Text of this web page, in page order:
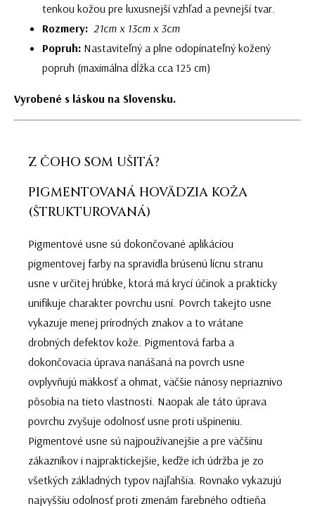
tenkou kožou pre luxusnejší vzhľad a pevnejší tvar.
Rozmery: 21cm x 13cm x 3cm
Popruh: Nastaviteľný a plne odopínateľný kožený
popruh (maximálna dĺžka cca 125 cm)
Vyrobené s láskou na Slovensku.
Z ČOHO SOM UŠITÁ?
PIGMENTOVANÁ HOVÄDZIA KOŽA
(ŠTRUKTUROVANÁ)
Pigmentové usne sú dokončované aplikáciou
pigmentovej farby na spravidla brúsenú lícnu stranu
usne v určitej hrúbke, ktorá má krycí účinok a prakticky
unifikuje charakter povrchu usní. Povrch takejto usne
vykazuje menej prírodných znakov a to vrátane
drobných defektov kože. Pigmentová farba a
dokončovacia úprava nanášaná na povrch usne
ovplyvňujú mäkkosť a ohmat, väčšie nánosy nepriaznivo
pôsobia na tieto vlastnosti. Naopak ale táto úprava
povrchu zvyšuje odolnosť usne proti ušpineniu.
Pigmentové usne sú najpoužívanejšie a pre väčšinu
zákazníkov i najpraktickejšie, keďže ich údržba je zo
všetkých základných typov najľahšia. Rovnako vykazujú
najvyššiu odolnosť proti zmenám farebného odtieňa